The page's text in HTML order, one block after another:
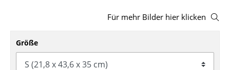
Schaukelstühle
Bürodrehstühle
Für mehr Bilder hier klicken
Größe